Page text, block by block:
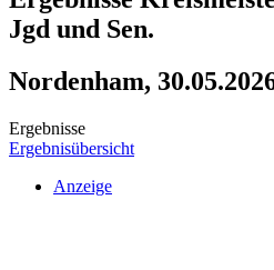
Jgd und Sen.
Nordenham,
Ergebnisse
Ergebnisübersicht
Anzeige